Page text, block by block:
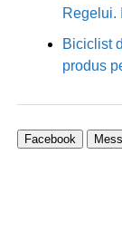
Regelui.
Biciclist
produs
Facebook